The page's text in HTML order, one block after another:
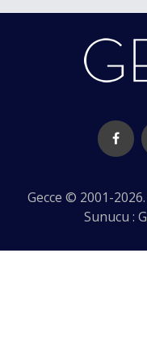
Gecce © 2001-
Sunucu :